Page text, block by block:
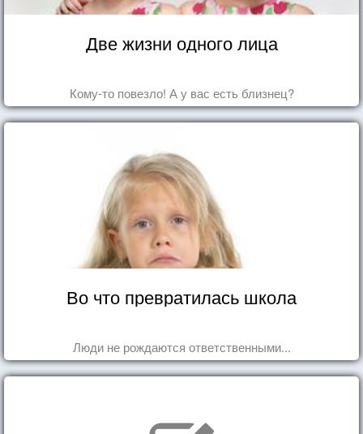
Две жизни одного лица
Кому-то повезло! А у вас есть близнец?
Во что превратилась школа
Люди не рождаются ответственными...